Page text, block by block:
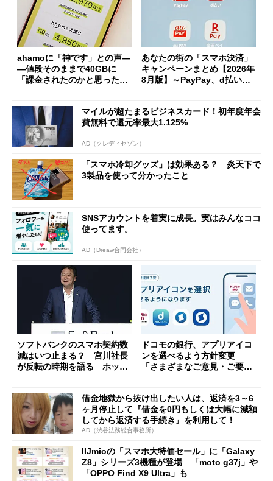
ahamoに「神です」との声―
―値段そのままで40GBに
「課金されたのかと思った」
あなたの街の「スマホ決済」
キャンペーンまとめ【2026年
8月版】～PayPay、d払い、a
マイルが超たまるビジネスカード！初年度年会
費無料で還元率最大1.125%
AD（クレディセゾン）
「スマホ冷却グッズ」は効果ある？ 炎天下で
3製品を使って分かったこと
SNSアカウントを着実に成長。実はみんなココ
使ってます。
AD（Dreaw合同会社）
ソフトバンクのスマホ契約数
減はいつ止まる？ 宮川社長
が反転の時期を語る ホッピ
ドコモの銀行、アプリアイコ
ンを選べるよう方針変更
「さまざまなご意見・ご要望
借金地獄から抜け出したい人は、返済を3～6
ヶ月停止して『借金を0円もしくは大幅に減額
してから返済する手続き』を利用して！
AD（渋谷法務総合事務所）
IIJmioの「スマホ大特価セール」に「Galaxy
Z8」シリーズ3機種が登場 「moto g37j」や
「OPPO Find X9 Ultra」も